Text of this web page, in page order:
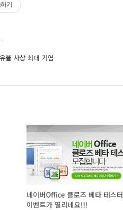
기
율 사상 최대 기염
네이버Office 클로즈 베타 테스터
이벤트가 열리네요!!!